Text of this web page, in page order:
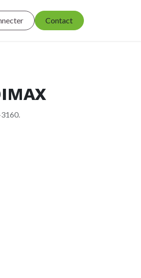
Contact